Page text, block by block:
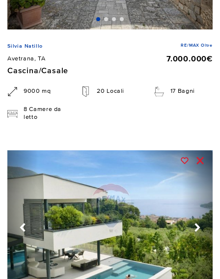
Silvia Natillo RE/MAX Oltre
Avetrana, TA
7.000.000€
Cascina/Casale
9000 mq 20 Locali 17 Bagni
8 Camere da
letto